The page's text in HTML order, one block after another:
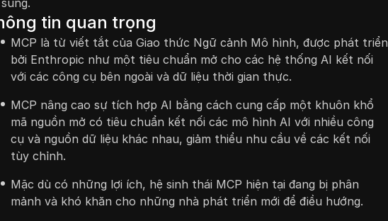
tin quan trọng
MCP là từ viết tắt của Giao thức Ngữ cảnh Mô hình, được phát triển
bởi Enthropic như một tiêu chuẩn mở cho các hệ thống AI kết nối
với các công cụ bên ngoài và dữ liệu thời gian thực.
MCP nâng cao sự tích hợp AI bằng cách cung cấp một khuôn khổ
mã nguồn mở có tiêu chuẩn kết nối các mô hình AI với nhiều công
cụ và nguồn dữ liệu khác nhau, giảm thiểu nhu cầu về các kết nối
tùy chỉnh.
Mặc dù có những lợi ích, hệ sinh thái MCP hiện tại đang bị phân
mảnh và khó khăn cho những nhà phát triển mới để điều hướng.